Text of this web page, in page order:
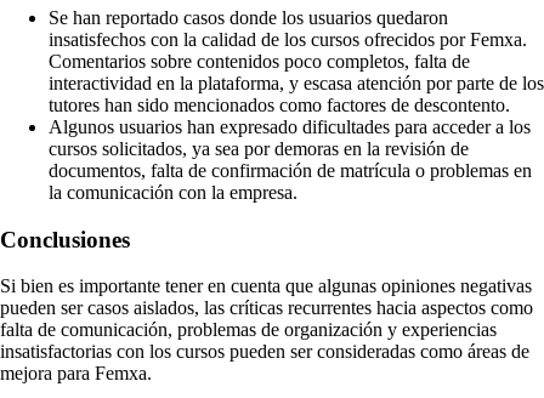
Se han reportado casos donde los usuarios quedaron
insatisfechos con la calidad de los cursos ofrecidos por Femxa.
Comentarios sobre contenidos poco completos, falta de
interactividad en la plataforma, y escasa atención por parte de los
tutores han sido mencionados como factores de descontento.
Algunos usuarios han expresado dificultades para acceder a los
cursos solicitados, ya sea por demoras en la revisión de
documentos, falta de confirmación de matrícula o problemas en
la comunicación con la empresa.
Conclusiones
Si bien es importante tener en cuenta que algunas opiniones negativas
pueden ser casos aislados, las críticas recurrentes hacia aspectos como
falta de comunicación, problemas de organización y experiencias
insatisfactorias con los cursos pueden ser consideradas como áreas de
mejora para Femxa.